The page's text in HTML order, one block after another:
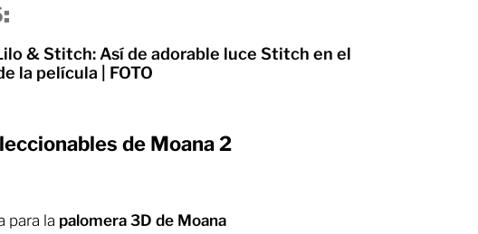
& Stitch: Así de adorable luce Stitch en el
la película | FOTO
de Moana 2
para la palomera 3D de Moana